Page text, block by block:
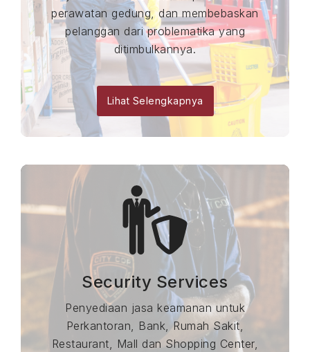
perawatan gedung, dan membebaskan
pelanggan dari problematika yang
ditimbulkannya.
Lihat Selengkapnya
Security Services
Penyediaan jasa keamanan untuk
Perkantoran, Bank, Rumah Sakit,
Restaurant, Mall dan Shopping Center,